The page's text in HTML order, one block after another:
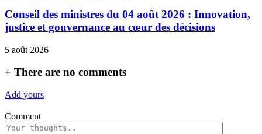
Conseil des ministres du 04 août 2026 : Innovation,
justice et gouvernance au cœur des décisions
5 août 2026
+ There are no comments
Add yours
Comment